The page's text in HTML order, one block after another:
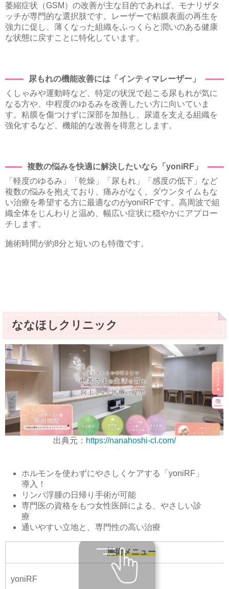
萎縮症状（GSM）の改善が主な目的であれば、モナリザタ
ッチが専門的な選択肢です。レーザーで粘膜表面の再生を
強力に促し、薄くなった組織をふっくらと潤いのある健康
な状態に戻すことに特化しています。
尿もれの機能改善には「インティマレーザー」
くしゃみや運動時など、特定の状況で起こる尿もれが気に
なる方や、中程度のゆるみを改善したい方に向いていま
す。粘膜を傷つけずに深部を加熱し、尿道を支える組織を
強化するなど、機能的な改善を得意とします。
複数の悩みを快適に解決したいなら「yoniRF」
「軽度のゆるみ」「乾燥」「尿もれ」「感度の低下」など
複数の悩みを抱えており、痛みがなく、ダウンタイムもな
い治療を希望する方に最適なのがyoniRFです。高周波で組
織全体をじんわりと温め、幅広い症状に穏やかにアプロー
チします。
施術時間が約8分と短いのも特徴です。
ななほしクリニック
出典元： https://nanahoshi-cl.com/
ホルモンを使わずにやさしくケアする「yoniRF」
導入！
リンパ浮腫の日帰り手術が可能
専門医の資格をもつ女性医師による、やさしい診
療
通いやすい立地と、専門性の高い治療
施術メニュー
yoniRF